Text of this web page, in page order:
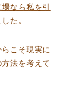
なら私を引
た。
こそ現実に
法を考えて